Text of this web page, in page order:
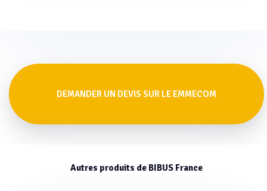
DEMANDER UN DEVIS SUR LE EMMECOM
Autres produits de BIBUS France